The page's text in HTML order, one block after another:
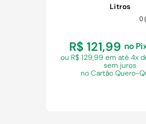
Litros
0
R$ 121,99 no
ou R$ 129,99 em até 4x
sem juros
no Cartão Quero-